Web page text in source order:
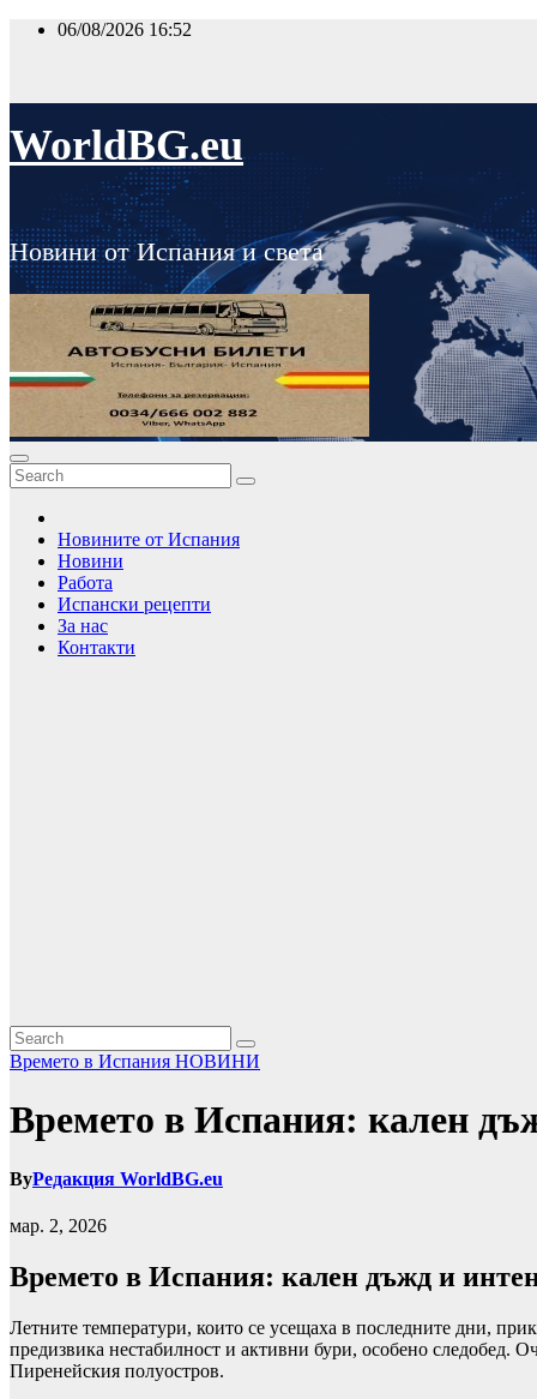
Skip
06/08/2026 16:52
WorldBG.eu
Новини от Испания и света
Новините от Испания
Новини
Работа
Испански рецепти
За нас
Контакти
Времето в Испания НОВИНИ
Времето в Испания: кален
ByРедакция WorldBG.eu
мар. 2, 2026
Времето в Испания: кален дъжд и
Летните температури, които се усещаха в последните дни,
предизвика нестабилност и активни бури, особено следобед.
Пиренейския полуостров.